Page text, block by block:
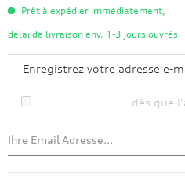
Prêt à expédier immédiatement,
délai de livraison env. 1-3 jours ouvrés
Enregistrez votre adresse e-
dès que